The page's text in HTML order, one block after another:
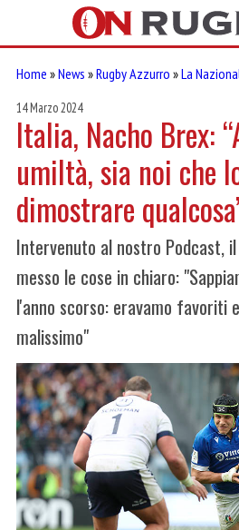
Home »News »Rugby Azzurro »La
14 Marzo 2024
Italia, Nacho Brex:
umiltà, sia noi che
dimostrare
Intervenuto al nostro Podcast,
messo le cose in chiaro:
l'anno scorso: eravamo favoriti
malissimo"